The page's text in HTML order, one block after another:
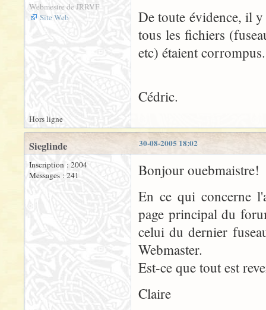
Webmestre de JRRVF
Site Web
De toute évidence, il
tous les fichiers
etc) étaient
Cédric.
Hors ligne
30-08-2005 18:02
Sieglinde
Inscription : 2004
Messages : 241
Bonjour ouebmaistre!
En ce qui concerne
page principal du
celui du dernier
Webmaster.
Est-ce que tout est
Claire